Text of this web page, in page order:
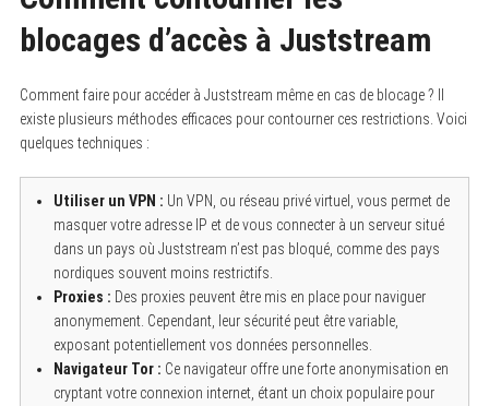
blocages d’accès à Juststream
Comment faire pour accéder à Juststream même en cas de blocage ? Il
existe plusieurs méthodes efficaces pour contourner ces restrictions. Voici
quelques techniques :
Utiliser un VPN : Un VPN, ou réseau privé virtuel, vous permet de
masquer votre adresse IP et de vous connecter à un serveur situé
dans un pays où Juststream n’est pas bloqué, comme des pays
nordiques souvent moins restrictifs.
Proxies : Des proxies peuvent être mis en place pour naviguer
anonymement. Cependant, leur sécurité peut être variable,
exposant potentiellement vos données personnelles.
Navigateur Tor : Ce navigateur offre une forte anonymisation en
cryptant votre connexion internet, étant un choix populaire pour